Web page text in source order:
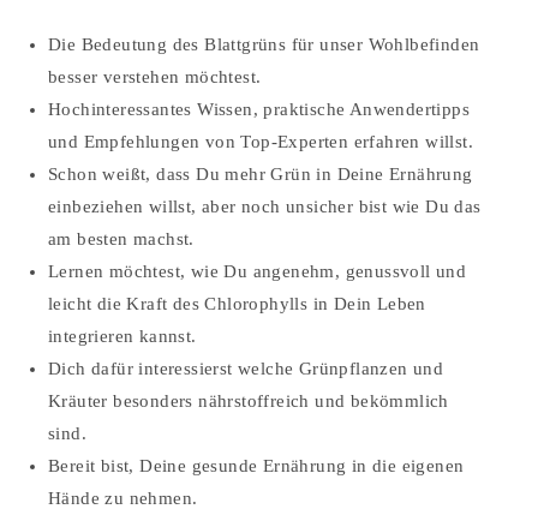
Die Bedeutung des Blattgrüns für unser Wohlbefinden
besser verstehen möchtest.
Hochinteressantes Wissen, praktische Anwendertipps
und Empfehlungen von Top-Experten erfahren willst.
Schon weißt, dass Du mehr Grün in Deine Ernährung
einbeziehen willst, aber noch unsicher bist wie Du das
am besten machst.
Lernen möchtest, wie Du angenehm, genussvoll und
leicht die Kraft des Chlorophylls in Dein Leben
integrieren kannst.
Dich dafür interessierst welche Grünpflanzen und
Kräuter besonders nährstoffreich und bekömmlich
sind.
Bereit bist, Deine gesunde Ernährung in die eigenen
Hände zu nehmen.